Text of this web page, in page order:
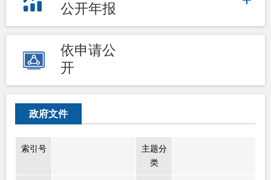
公开年报
依申请公
开
政府文件
索引号
主题分
类